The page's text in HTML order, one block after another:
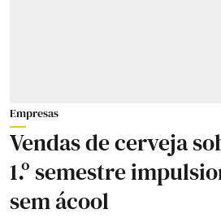
Empresas
Vendas de cerveja
1.º semestre
sem ácool